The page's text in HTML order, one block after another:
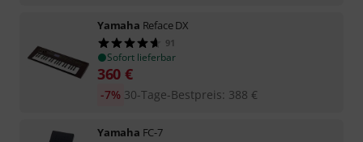
Yamaha Reface DX
91
Sofort lieferbar
360 €
30-Tage-Bestpreis: 388 €
-7%
Yamaha FC-7